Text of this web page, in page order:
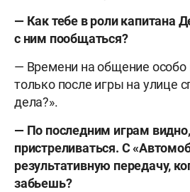
— Как тебе в роли капитана
с ним пообщаться?
— Времени на общение особо
только после игры на улице
дела?».
— По последним играм
пристреливаться. С
результативную передачу,
забьешь?